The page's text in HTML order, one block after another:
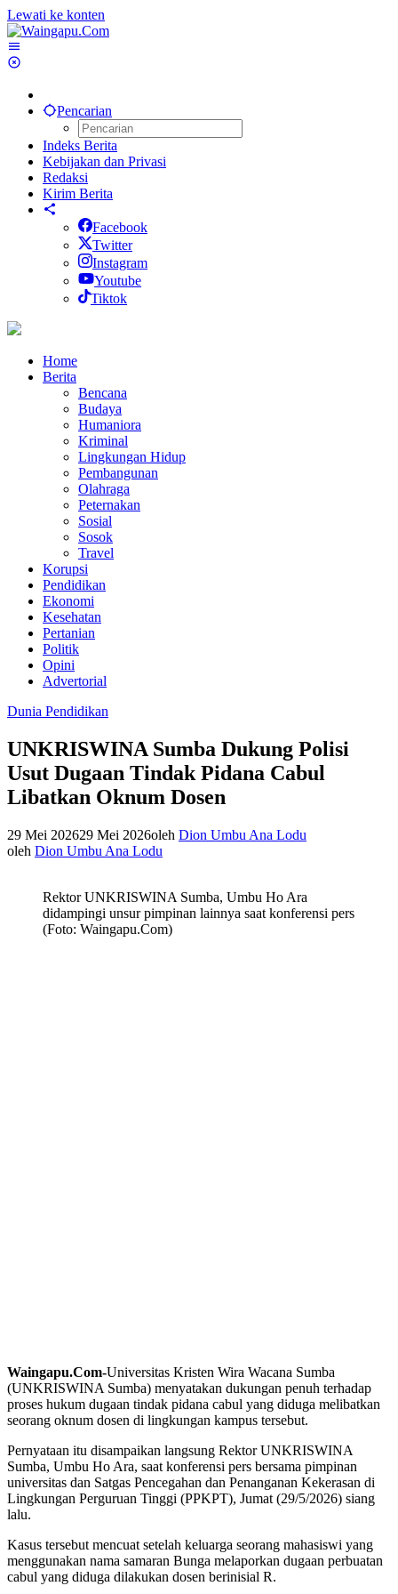
Lewati ke konten
Pencarian
Indeks Berita
Kebijakan dan Privasi
Redaksi
Kirim Berita
Facebook
Twitter
Instagram
Youtube
Tiktok
Home
Berita
Bencana
Budaya
Humaniora
Kriminal
Lingkungan Hidup
Pembangunan
Olahraga
Peternakan
Sosial
Sosok
Travel
Korupsi
Pendidikan
Ekonomi
Kesehatan
Pertanian
Politik
Opini
Advertorial
Dunia Pendidikan
UNKRISWINA Sumba Dukung Polisi
Usut Dugaan Tindak Pidana Cabul
Libatkan Oknum Dosen
29 Mei 202629 Mei 2026oleh Dion Umbu Ana Lodu
oleh Dion Umbu Ana Lodu
Rektor UNKRISWINA Sumba, Umbu Ho Ara
didampingi unsur pimpinan lainnya saat konferensi pers
(Foto: Waingapu.Com)
Waingapu.Com-Universitas Kristen Wira Wacana Sumba
(UNKRISWINA Sumba) menyatakan dukungan penuh terhadap
proses hukum dugaan tindak pidana cabul yang diduga melibatkan
seorang oknum dosen di lingkungan kampus tersebut.
Pernyataan itu disampaikan langsung Rektor UNKRISWINA
Sumba, Umbu Ho Ara, saat konferensi pers bersama pimpinan
universitas dan Satgas Pencegahan dan Penanganan Kekerasan di
Lingkungan Perguruan Tinggi (PPKPT), Jumat (29/5/2026) siang
lalu.
Kasus tersebut mencuat setelah keluarga seorang mahasiswi yang
menggunakan nama samaran Bunga melaporkan dugaan perbuatan
cabul yang diduga dilakukan dosen berinisial R.